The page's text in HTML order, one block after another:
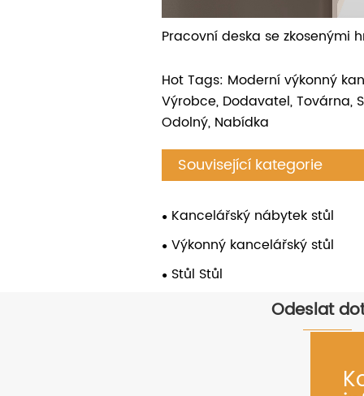
Pracovní deska se zkosenými
Hot Tags: Moderní výkonný
Výrobce, Dodavatel, Továrna,
Odolný, Nabídka
Související kategorie
Kancelářský nábytek stůl
Výkonný kancelářský stůl
Stůl Stůl
Odeslat